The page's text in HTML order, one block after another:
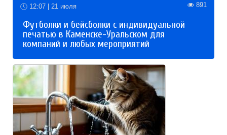
12:07 | 21 июля 891
Футболки и бейсболки с индивидуальной
печатью в Каменске-Уральском для
компаний и любых мероприятий